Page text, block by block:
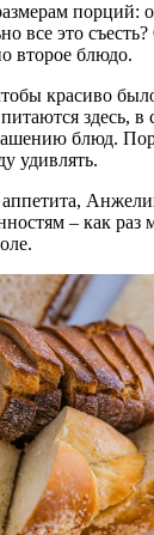
порций:
все это
второе блюдо.
красиво
здесь, в
блюд.
удивлять.
– как